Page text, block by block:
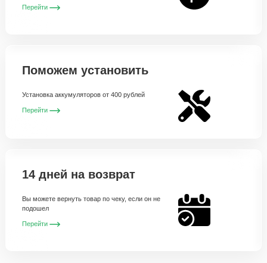
Перейти
Поможем установить
Установка аккумуляторов от 400 рублей
Перейти
14 дней на возврат
Вы можете вернуть товар по чеку, если он не
подошел
Перейти